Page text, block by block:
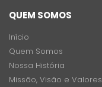
QUEM SOMOS
Início
Quem Somos
Nossa História
Missão, Visão e Valores